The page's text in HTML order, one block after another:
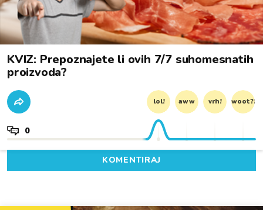
KVIZ: Prepoznajete li ovih 7/7 suhomesnatih
proizvoda?
lol! aww vrh! woot?!
0
KOMENTIRAJ